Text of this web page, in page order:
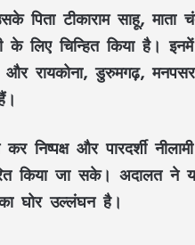
पिता टीकाराम साहू,
लिए चिन्हित किया है। इनमें
रायकोना, डुरुमगढ़,
निष्पक्ष और पारदर्शी
किया जा सके। अदालत ने
घोर उल्लंघन है।